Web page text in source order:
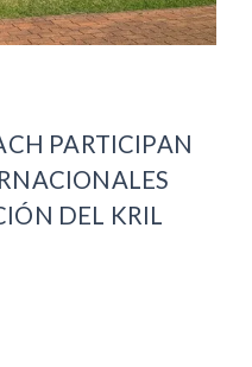
PARTICIPAN
DEL KRIL